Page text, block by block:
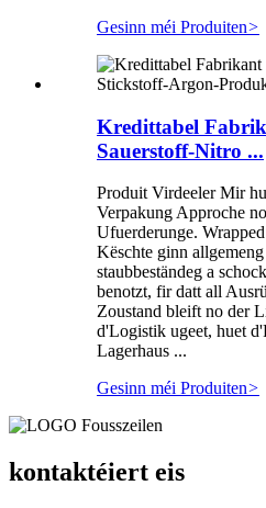
Gesinn méi Produiten>
Kredittabel
Sauerstoff-Nitro ...
Produit Virdeeler Mir
Verpakung Approche
Ufuerderunge.
Këschte ginn
staubbeständeg a
benotzt, fir datt all
Zoustand bleift no der
d'Logistik ugeet, huet
Lagerhaus ...
Gesinn méi Produiten>
kontaktéiert eis